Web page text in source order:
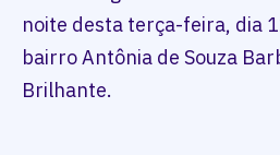
noite desta terça-feira, dia
bairro Antônia de Souza
Brilhante.